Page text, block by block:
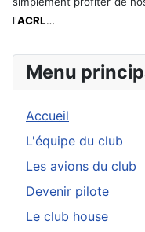
l'ACRL…
Menu
Accueil
L'équipe du club
Les avions du club
Devenir pilote
Le club house